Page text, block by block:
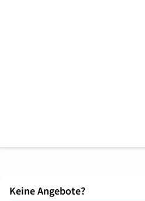
Keine Angebote?